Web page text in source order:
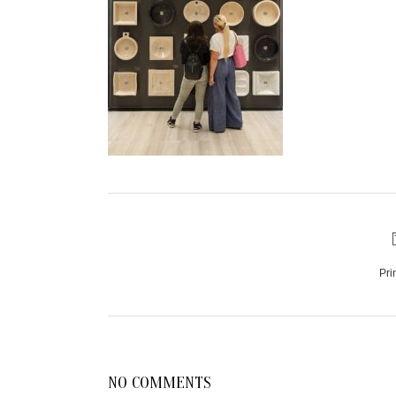
NO COMMENTS